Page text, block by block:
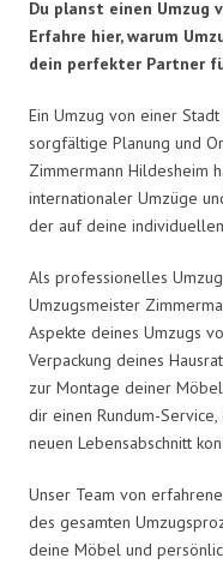
Du planst einen Umzug
Erfahre hier, warum
dein perfekter Partner
Ein Umzug von einer
sorgfältige Planung und
Zimmermann Hildesheim
internationaler Umzüge
der auf deine
Als professionelles
Umzugsmeister
Aspekte deines Umzugs
Verpackung deines
zur Montage deiner
dir einen Rundum-
neuen Lebensabschnitt
Unser Team von
des gesamten
deine Möbel und